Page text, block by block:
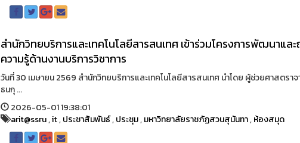
สำนักวิทยบริการและเทคโนโลยีสารสนเทศ เข้าร่วมโครงการพัฒนาแล
ความรู้ด้านงานบริการวิชาการ
วันที่ 30 เมษายน 2569 สำนักวิทยบริการและเทคโนโลยีสารสนเทศ นำโดย ผู้ช่วยศาสตรา
ธนกุ ...
2026-05-01 19:38:01
arit@ssru,it,ประชาสัมพันธ์,ประชุม,มหาวิทยาลัยราชภัฏสวนสุนันทา,ห้องสมุด